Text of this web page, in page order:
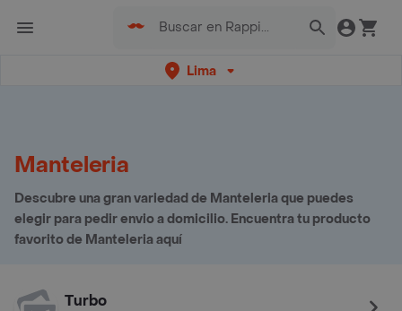
Lima
Manteleria
Descubre una gran variedad de Manteleria que puedes
elegir para pedir envio a domicilio. Encuentra tu producto
favorito de Manteleria aquí
Turbo